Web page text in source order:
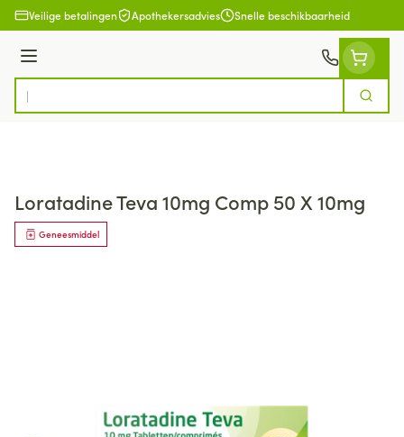
Ga naar de inhoud
Veilige betalingen Apothekersadvies Snelle beschikbaarheid
Menu
Product, merk, categorie...
Zoek
Loratadine Teva 10mg Comp 50 X 10mg
Geneesmiddel